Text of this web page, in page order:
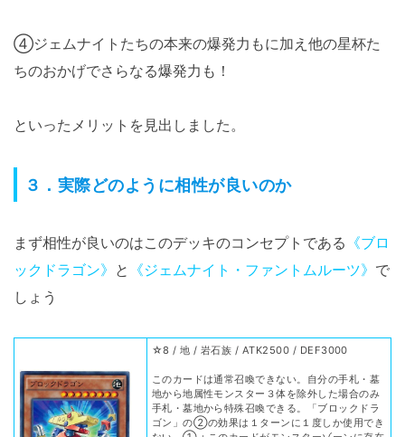
④ジェムナイトたちの本来の爆発力もに加え他の星杯た
ちのおかげでさらなる爆発力も！
といったメリットを見出しました。
３．実際どのように相性が良いのか
まず相性が良いのはこのデッキのコンセプトである 《ブロ
ックドラゴン》 と 《ジェムナイト・ファントムルーツ》 で
しょう
☆8 / 地 / 岩石族 / ATK2500 / DEF3000
このカードは通常召喚できない。自分の手札・墓
地から地属性モンスター３体を除外した場合のみ
手札・墓地から特殊召喚できる。「ブロックドラ
ゴン」の②の効果は１ターンに１度しか使用でき